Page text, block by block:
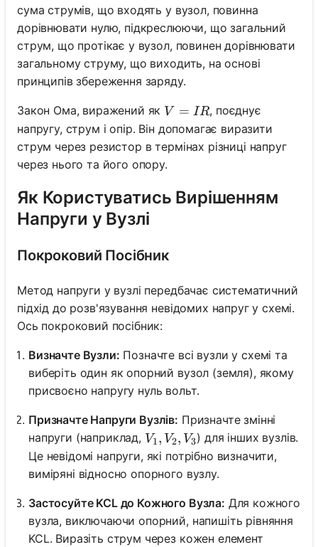
сума струмів, що входять у вузол, повинна
дорівнювати нулю, підкреслюючи, що загальний
струм, що протікає у вузол, повинен дорівнювати
загальному струму, що виходить, на основі
принципів збереження заряду.
Закон Ома, виражений як V = IR
V = IR, поєднує
напругу, струм і опір. Він допомагає виразити
струм через резистор в термінах різниці напруг
через нього та його опору.
Як Користуватись Вирішенням
Напруги у Вузлі
Покроковий Посібник
Метод напруги у вузлі передбачає систематичний
підхід до розв'язування невідомих напруг у схемі.
Ось покроковий посібник:
Визначте Вузли: Позначте всі вузли у схемі та
виберіть один як опорний вузол (земля), якому
присвоєно напругу нуль вольт.
Призначте Напруги Вузлів: Призначте змінні
напруги (наприклад, V_1, V_2, V_3
V1, V2, V3) для інших вузлів.
Це невідомі напруги, які потрібно визначити,
виміряні відносно опорного вузлу.
Застосуйте KCL до Кожного Вузла: Для кожного
вузла, виключаючи опорний, напишіть рівняння
KCL. Виразіть струм через кожен елемент